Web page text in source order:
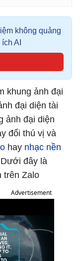
không quảng
AI
khung ảnh đại
đại diện tài
ảnh đại diện
đổi thú vị và
hay nhạc nền
đây là
trên Zalo
Advertisement